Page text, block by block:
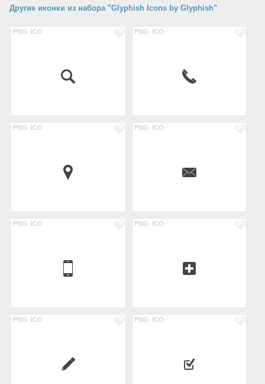
Другие иконки из набора "Glyphish Icons by Glyphish"
PNG ICO PNG ICO
PNG ICO PNG ICO
PNG ICO PNG ICO
PNG ICO PNG ICO